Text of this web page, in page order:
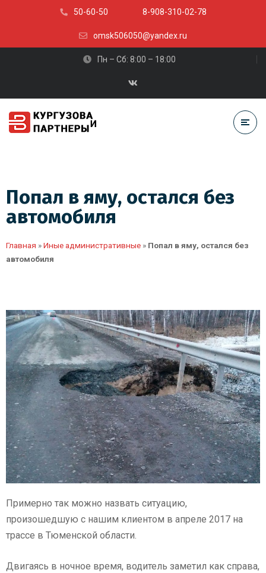
50-60-50 8-908-310-02-78
omsk506050@yandex.ru
Пн – Сб: 8:00 – 18:00
Попал в яму, остался без
автомобиля
Главная »Иные административные » Попал в яму, остался без
автомобиля
Примерно так можно назвать ситуацию,
произошедшую с нашим клиентом в апреле 2017 на
трассе в Тюменской области.
Двигаясь в ночное время, водитель заметил как справа,